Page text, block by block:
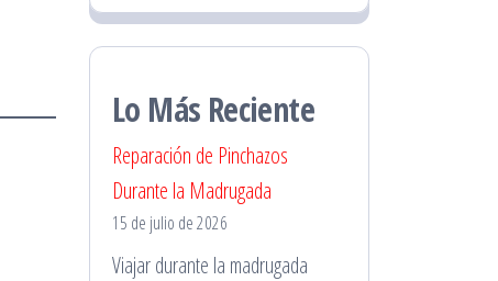
Lo Más Reciente
Reparación de Pinchazos
Durante la Madrugada
15 de julio de 2026
Viajar durante la madrugada